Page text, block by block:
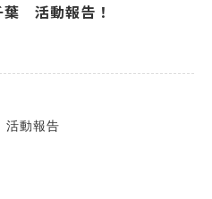
活動報告！